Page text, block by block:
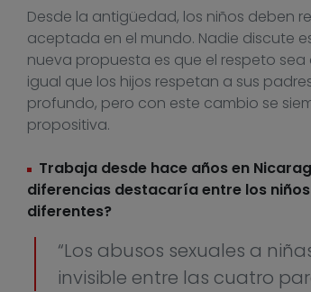
Desde la antigüedad, los niños deben
aceptada en el mundo. Nadie discute
nueva propuesta es que el respeto
igual que los hijos respetan a sus
profundo, pero con este cambio se
propositiva.
Trabaja desde hace años en
diferencias destacaría entre los
diferentes?
“Los abusos sexuales a
invisible entre las cuatro